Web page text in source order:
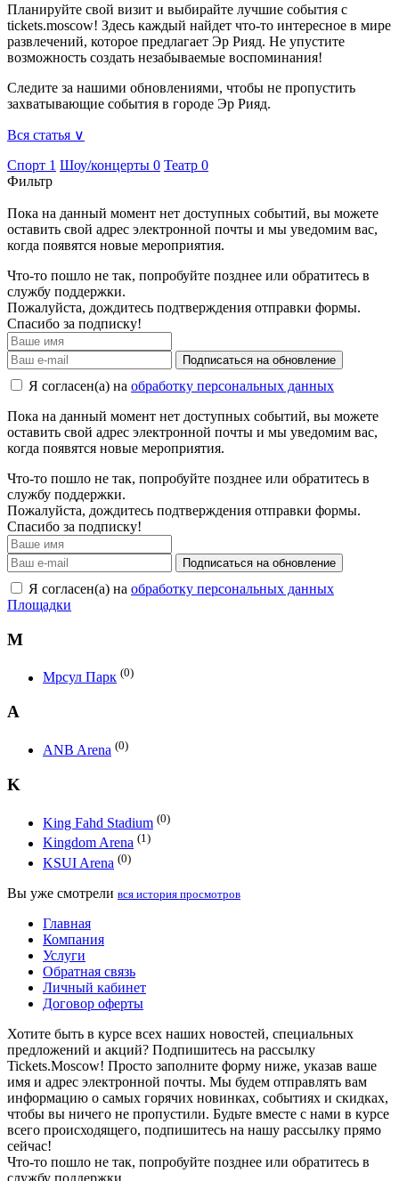
Планируйте свой визит и выбирайте лучшие события с
tickets.moscow! Здесь каждый найдет что-то интересное в мире
развлечений, которое предлагает Эр Рияд. Не упустите
возможность создать незабываемые воспоминания!
Следите за нашими обновлениями, чтобы не пропустить
захватывающие события в городе Эр Рияд.
Вся статья ∨
Спорт 1 Шоу/концерты 0 Театр 0
Фильтр
Пока на данный момент нет доступных событий, вы можете
оставить свой адрес электронной почты и мы уведомим вас,
когда появятся новые мероприятия.
Что-то пошло не так, попробуйте позднее или обратитесь в
службу поддержки.
Пожалуйста, дождитесь подтверждения отправки формы.
Спасибо за подписку!
Подписаться на обновление
Я согласен(а) на обработку персональных данных
Пока на данный момент нет доступных событий, вы можете
оставить свой адрес электронной почты и мы уведомим вас,
когда появятся новые мероприятия.
Что-то пошло не так, попробуйте позднее или обратитесь в
службу поддержки.
Пожалуйста, дождитесь подтверждения отправки формы.
Спасибо за подписку!
Подписаться на обновление
Я согласен(а) на обработку персональных данных
Площадки
М
Мрсул Парк (0)
A
ANB Arena (0)
K
King Fahd Stadium (0)
Kingdom Arena (1)
KSUI Arena (0)
Вы уже смотрели вся история просмотров
Главная
Компания
Услуги
Обратная связь
Личный кабинет
Договор оферты
Хотите быть в курсе всех наших новостей, специальных
предложений и акций? Подпишитесь на рассылку
Tickets.Moscow! Просто заполните форму ниже, указав ваше
имя и адрес электронной почты. Мы будем отправлять вам
информацию о самых горячих новинках, событиях и скидках,
чтобы вы ничего не пропустили. Будьте вместе с нами в курсе
всего происходящего, подпишитесь на нашу рассылку прямо
сейчас!
Что-то пошло не так, попробуйте позднее или обратитесь в
службу поддержки.